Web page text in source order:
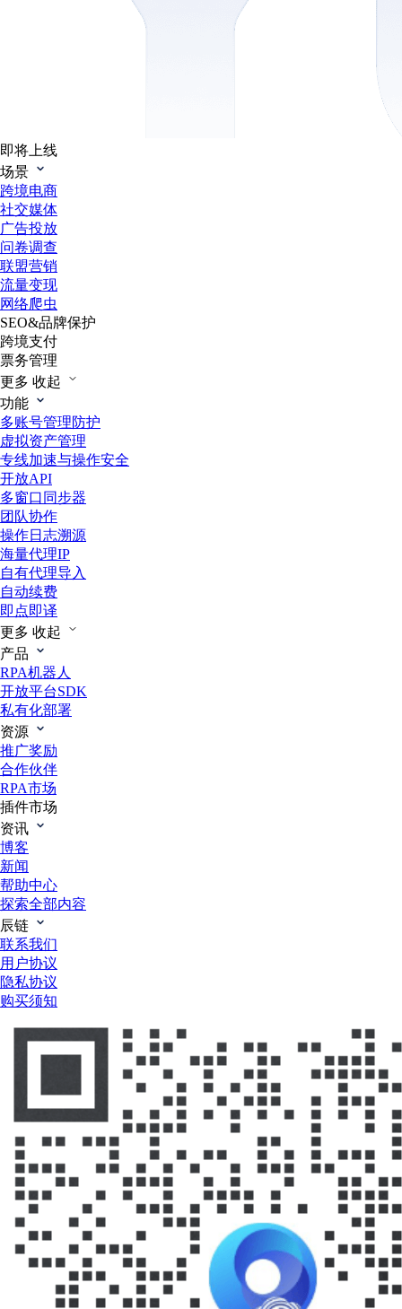
即将上线
场景
跨境电商
社交媒体
广告投放
问卷调查
联盟营销
流量变现
网络爬虫
SEO&品牌保护
跨境支付
票务管理
更多 收起
功能
多账号管理防护
虚拟资产管理
专线加速与操作安全
开放API
多窗口同步器
团队协作
操作日志溯源
海量代理IP
自有代理导入
自动续费
即点即译
更多 收起
产品
RPA机器人
开放平台SDK
私有化部署
资源
推广奖励
合作伙伴
RPA市场
插件市场
资讯
博客
新闻
帮助中心
探索全部内容
辰链
联系我们
用户协议
隐私协议
购买须知